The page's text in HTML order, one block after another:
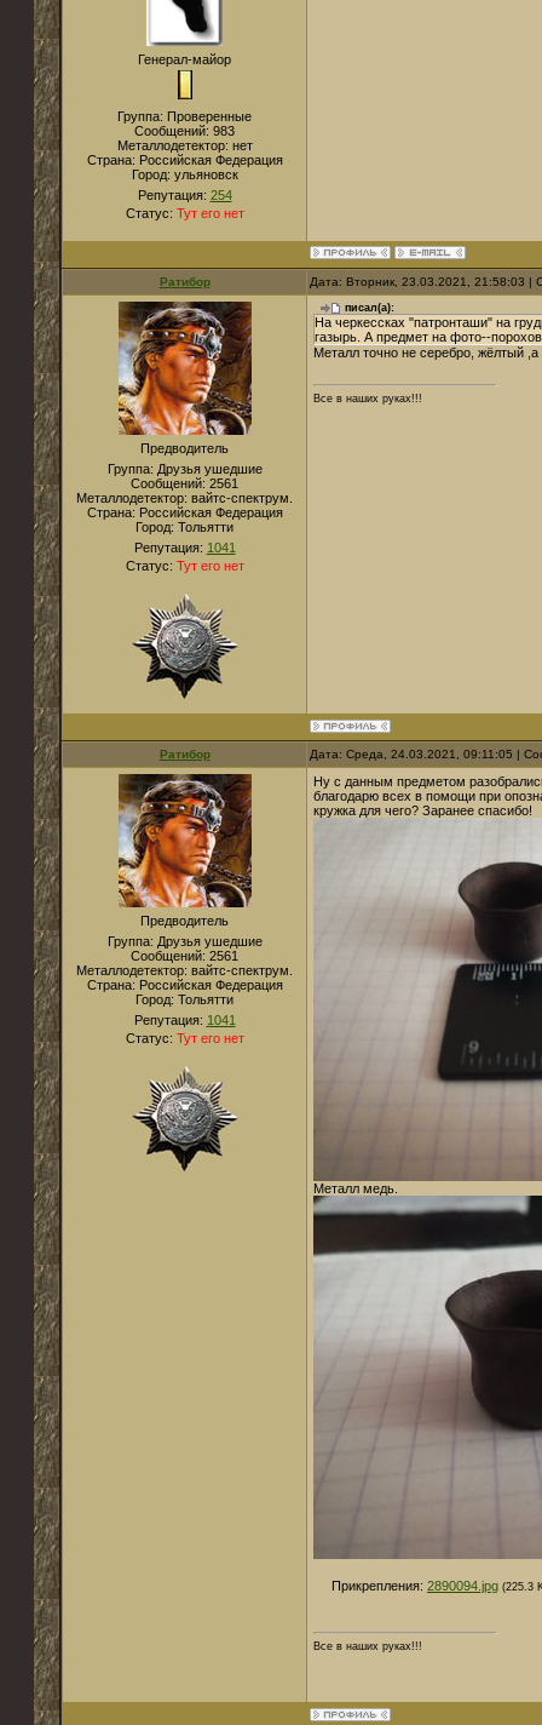
Генерал-майор
Группа: Проверенные
Сообщений: 983
Металлодетектор: нет
Страна: Российская Федерация
Город: ульяновск
Репутация: 254
Статус: Тут его нет
Ратибор Дата: Вторник, 23.03.2021, 21:58:03
Предводитель
Группа: Друзья ушедшие
Сообщений: 2561
Металлодетектор: вайтс-спектрум.
Страна: Российская Федерация
Город: Тольятти
Репутация: 1041
Статус: Тут его нет
писал(а):
На черкессках "патронташи" на
газырь. А предмет на фото--
Металл точно не серебро, жёлтый
Все в наших руках!!!
Ратибор Дата: Среда, 24.03.2021, 09:11:05 |
Предводитель
Группа: Друзья ушедшие
Сообщений: 2561
Металлодетектор: вайтс-спектрум.
Страна: Российская Федерация
Город: Тольятти
Репутация: 1041
Статус: Тут его нет
Ну с данным предметом
благодарю всех в помощи при
кружка для чего? Заранее спасибо!
Металл медь.
Прикрепления: 2890094.jpg (225.3
Все в наших руках!!!